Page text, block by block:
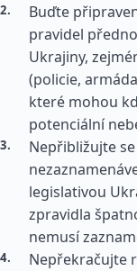
Buďte
pravidel
Ukrajiny,
(policie,
které mohou
potenciální
Nepřibližujte
legislativou
zpravidla
nemusí
Nepřekračujte